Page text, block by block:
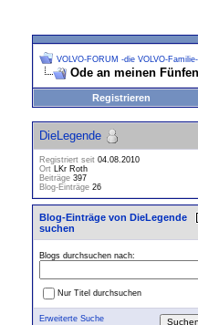
VOLVO-FORUM -die VOLVO-Familie-
Ode an meinen
Registrieren
DieLegende
Registriert seit 04.08.2010
Ort LKr Roth
Beiträge 397
Blog-Einträge 26
Blog-Einträge von DieLegende
suchen
Blogs durchsuchen nach:
Nur Titel durchsuchen
Erweiterte Suche